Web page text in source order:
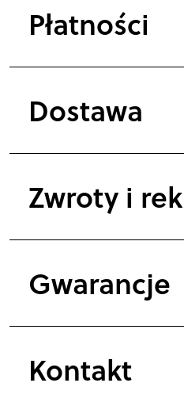
Płatności
Dostawa
Zwroty i
Gwarancje
Kontakt